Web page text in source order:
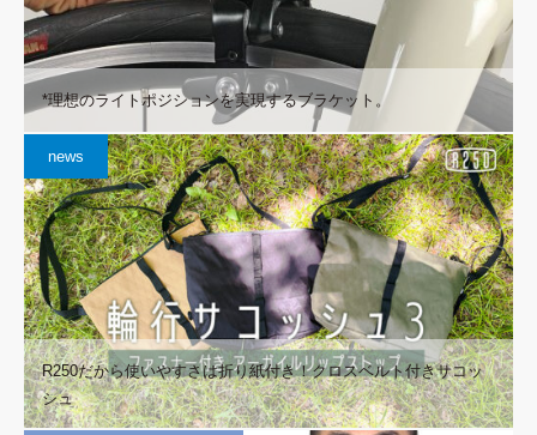
*理想のライトポジションを実現するブラケット。
news
R250だから使いやすさは折り紙付き！クロスベルト付きサコッ
シュ